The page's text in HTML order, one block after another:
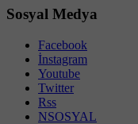
Sosyal Medya
Facebook
İnstagram
Youtube
Twitter
Rss
NSOSYAL